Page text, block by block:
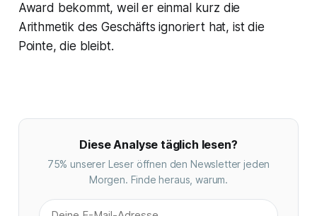
Award bekommt, weil er einmal kurz die
Arithmetik des Geschäfts ignoriert hat, ist die
Pointe, die bleibt.
Diese Analyse täglich lesen?
75% unserer Leser öffnen den Newsletter jeden
Morgen. Finde heraus, warum.